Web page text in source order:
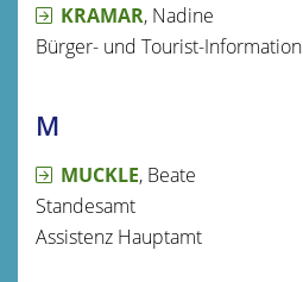
KRAMAR, Nadine
Bürger- und Tourist-Information
M
MUCKLE, Beate
Standesamt
Assistenz Hauptamt